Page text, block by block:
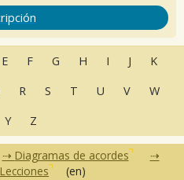
E F G H I J
K
R S T U V
W
Y Z
Diagramas de acordes
Lecciones (en)